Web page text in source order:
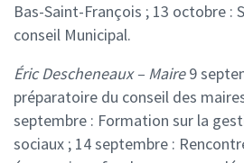
Bas-Saint-François ; 13 octobre :
conseil Municipal.
Éric Descheneaux – Maire9
préparatoire du conseil des
septembre : Formation sur la
sociaux ; 14 septembre :